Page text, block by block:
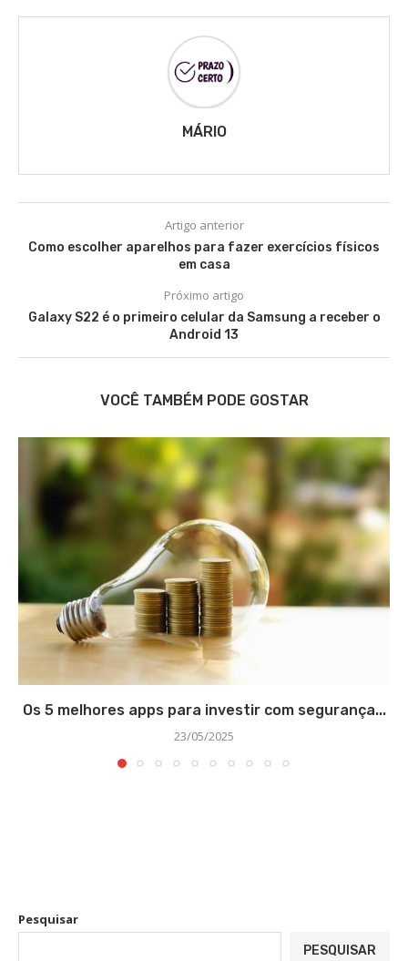
MÁRIO
Artigo anterior
Como escolher aparelhos para fazer exercícios físicos
em casa
Próximo artigo
Galaxy S22 é o primeiro celular da Samsung a receber o
Android 13
VOCÊ TAMBÉM PODE GOSTAR
Os 5 melhores apps para investir com segurança...
23/05/2025
Pesquisar
PESQUISAR